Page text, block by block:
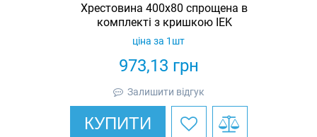
Хрестовина 400х80 спрощена в
комплекті з кришкою IEK
973,13 грн
ціна за 1шт
Залишити відгук
КУПИТИ